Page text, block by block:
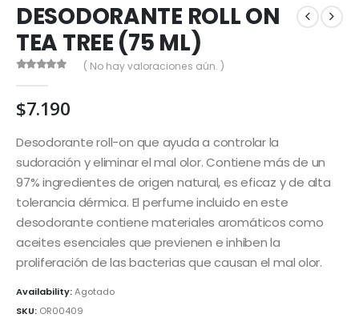
DESODORANTE ROLL ON
TEA TREE (75 ML)
( No hay valoraciones aún. )
$7.190
Desodorante roll-on que ayuda a controlar la
sudoración y eliminar el mal olor. Contiene más de un
97% ingredientes de origen natural, es eficaz y de alta
tolerancia dérmica. El perfume incluido en este
desodorante contiene materiales aromáticos como
aceites esenciales que previenen e inhiben la
proliferación de las bacterias que causan el mal olor.
Availability:Agotado
SKU: OR00409